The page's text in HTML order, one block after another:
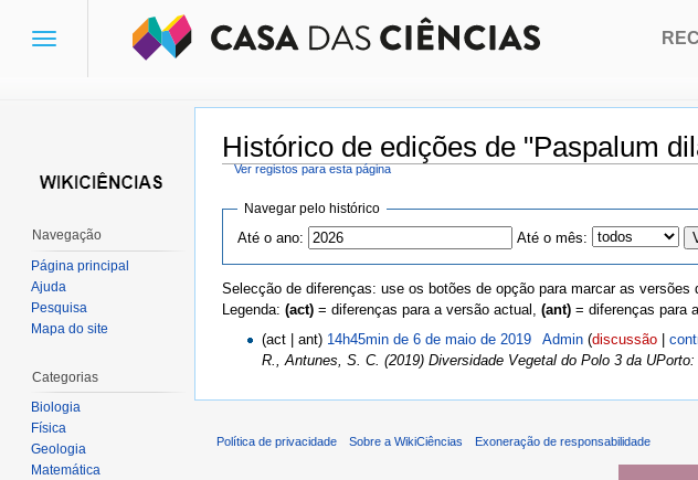
Histórico de edições de "Paspalum
Ver registos para esta página
Navegar pelo histórico
Até o ano: Até o mês:
Selecção de diferenças: use os botões de opção para marcar as
Legenda: (act) = diferenças para a versão actual, (ant) = diferenças para
(act | ant) 14h45min de 6 de maio de 2019 Admin (discussão|
R., Antunes, S. C. (2019) Diversidade Vegetal do Polo 3 da
Toggle
Navegação
Página principal
Ajuda
Pesquisa
Mapa do site
Categorias
Biologia
Física
Geologia
Matemática
Política de privacidade Sobre a WikiCiências Exoneração de responsabilidade